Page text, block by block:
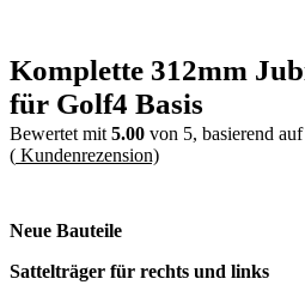
Komplette 312mm
für Golf4 Basis
Bewertet mit 5.00 von 5, basierend auf
( Kundenrezension)
Neue Bauteile
Sattelträger für rechts und links